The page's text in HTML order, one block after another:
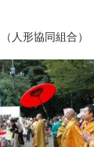
人形協同組合）